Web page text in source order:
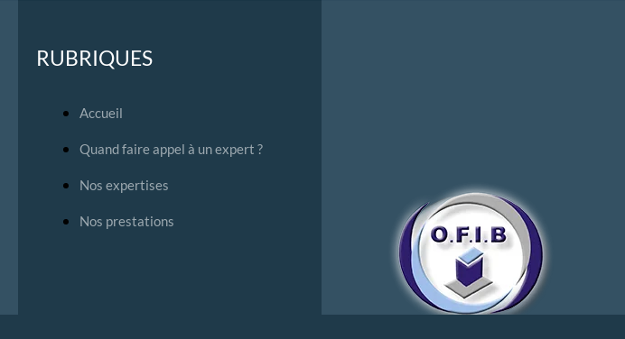
RUBRIQUES
Accueil
Quand faire appel à un expert ?
Nos expertises
Nos prestations